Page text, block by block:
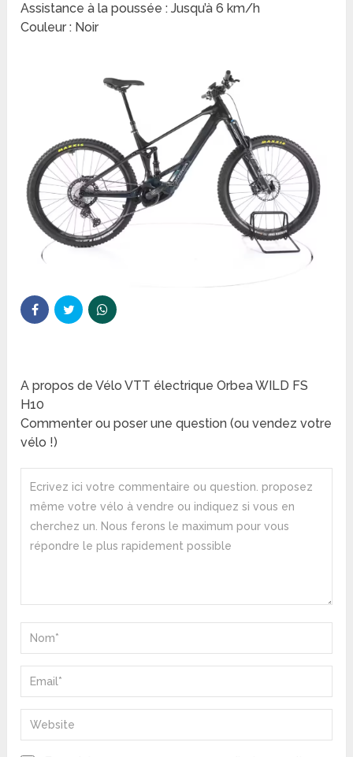
Assistance à la poussée : Jusqu’à 6 km/h
Couleur : Noir
A propos de Vélo VTT électrique Orbea WILD FS
H10
Commenter ou poser une question (ou vendez votre
vélo !)